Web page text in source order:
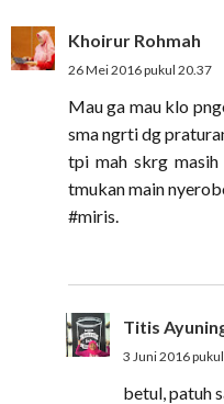
Khoirur Rohmah
26 Mei 2016 pukul 20.37
Mau ga mau klo
sma ngrti dg
tpi mah skrg
tmukan main
#miris.
Titis
3 Juni 2016
betul, patuh